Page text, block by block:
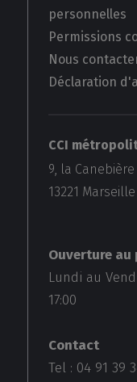
CCI
9, la Canebière
13221 Marseille
Ouverture au
Lundi au
17:00
Contact
Tel : 04 91 39
personnelles
Permissions
Nous
Déclaration